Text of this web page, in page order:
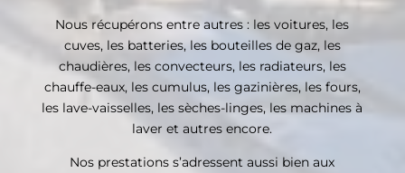
Nous récupérons entre autres : les voitures, les
cuves, les batteries, les bouteilles de gaz, les
chaudières, les convecteurs, les radiateurs, les
chauffe-eaux, les cumulus, les gazinières, les fours,
les lave-vaisselles, les sèches-linges, les machines à
laver et autres encore.
Nos prestations s’adressent aussi bien aux